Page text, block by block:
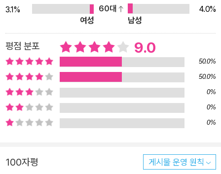
이 살아 숨 쉬는 강력한 서사로 엮어내는 넬레 노이하우스의 특징
은 《몬스터》에서 탁월하게 드러난다. 손에서 놓을 수 없는, 강력
한 몰입력을 자랑하는 이 작품을 다 읽어갈 즈음, 독자들은 이 시
대에 진짜 ‘괴물’이 누구인지를 자문하게 될 것이다. 법은 가해자
를 처벌하지 못했다. 법정은 이기는 것만 중요한 게임이 돼버렸
다. ‘내 딸의 살인범을 내 손으로 죽이게 해준다고 했습니다. 그것
이 진정한 정의라고요.’ 12월의 어느 날, 16세 소녀의 목 졸린 시
신이 교회 근처에서 밤새 내린 눈에 덮인 채 발견된다. 소녀의 몸
과 옷에서 나온 수많은 유전자 흔적 중 한 아프가니스탄 난민의
호인 항소로 1년 넘게 미결 구금되었다가 사흘 전에 석방된 남성
파바드 마흐무디다. 그런데 허가 없이 거주지를 이탈해선 안 되었
3.1%
60대
4.0%
여성
남성
평점 분포 9.0
50.0%
50.0%
0%
0%
0%
100자평 게시물 운영 원칙